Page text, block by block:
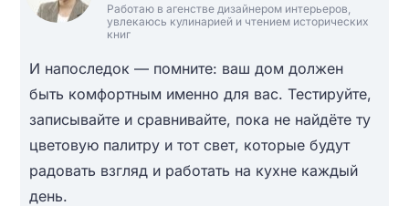
Работаю в агенстве дизайнером интерьеров,
увлекаюсь кулинарией и чтением исторических
книг
И напоследок — помните: ваш дом должен
быть комфортным именно для вас. Тестируйте,
записывайте и сравнивайте, пока не найдёте ту
цветовую палитру и тот свет, которые будут
радовать взгляд и работать на кухне каждый
день.